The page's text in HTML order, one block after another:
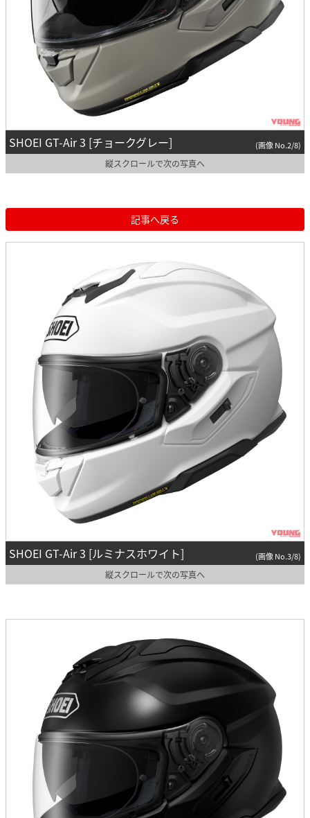
SHOEI GT-Air 3 [チョークグレー] (画像 No.2/8)
縦スクロールで次の写真へ
記事へ戻る
SHOEI GT-Air 3 [ルミナスホワイト] (画像 No.3/8)
縦スクロールで次の写真へ